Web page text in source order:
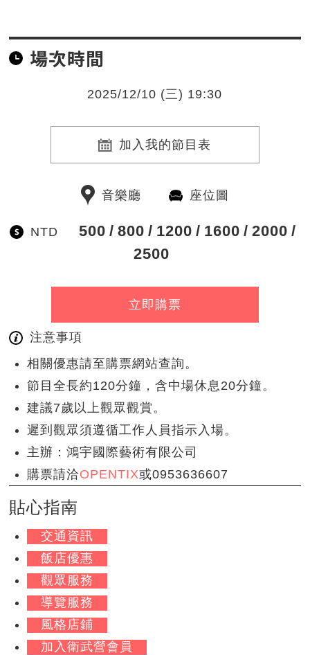
場次時間
2025/12/10 (三) 19:30
加入我的節目表
音樂廳 座位圖
NTD 500 800 1200 1600
2000
2500
立即購票
注意事項
相關優惠請至購票網站查詢。
節目全長約120分鐘，含中場休息20分鐘。
建議7歲以上觀眾觀賞。
遲到觀眾須遵循工作人員指示入場。
主辦：鴻宇國際藝術有限公司
購票請洽OPENTIX或0953636607
貼心指南
交通資訊
飯店優惠
觀眾服務
導覽服務
風格店鋪
加入衛武營會員